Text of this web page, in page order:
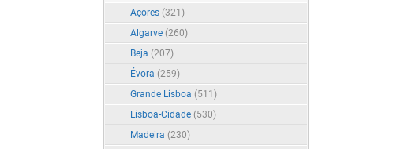
Açores (321)
Algarve (260)
Beja (207)
Évora (259)
Grande Lisboa (511)
Lisboa-Cidade (530)
Madeira (230)